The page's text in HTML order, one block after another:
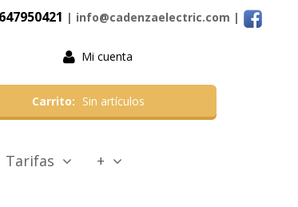
647950421 | info@cadenzaelectric.com |
Mi cuenta
Carrito Sin artículos
Tarifas +